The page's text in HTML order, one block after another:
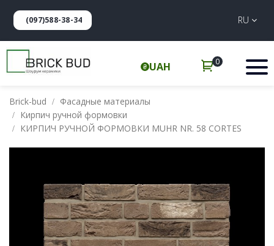
(097)588-38-34 RU
UAH 0
Brick-bud
Фасадные материалы
Кирпич ручной формовки
КИРПИЧ РУЧНОЙ ФОРМОВКИ MUHR NR. 58 CORTES